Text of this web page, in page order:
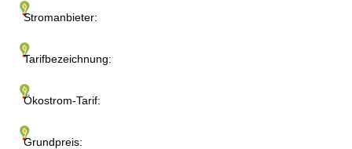
Stromanbieter:
Tarifbezeichnung:
Ökostrom-Tarif:
Grundpreis: